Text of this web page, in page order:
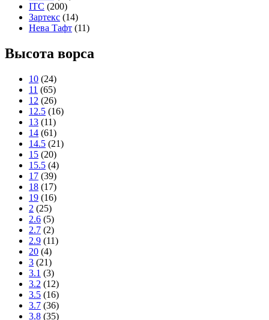
ITC (200)
Зартекс (14)
Нева Тафт (11)
Высота ворса
10 (24)
11 (65)
12 (26)
12.5 (16)
13 (11)
14 (61)
14.5 (21)
15 (20)
15.5 (4)
17 (39)
18 (17)
19 (16)
2 (25)
2.6 (5)
2.7 (2)
2.9 (11)
20 (4)
3 (21)
3.1 (3)
3.2 (12)
3.5 (16)
3.7 (36)
3.8 (35)